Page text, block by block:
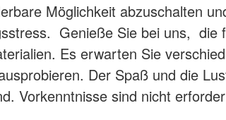
Möglichkeit abzuschalten
Genieße Sie bei uns, die
Es erwarten Sie
Der Spaß und die
Vorkenntnisse sind nicht